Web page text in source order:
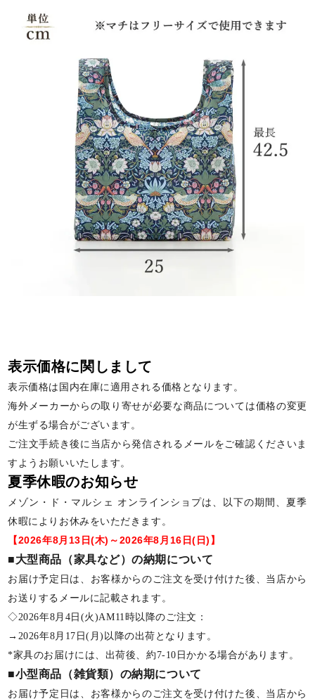
表示価格に関しまして
表示価格は国内在庫に適用される価格となります。
海外メーカーからの取り寄せが必要な商品については価格の変更
が生ずる場合がございます。
ご注文手続き後に当店から発信されるメールをご確認くださいま
すようお願いいたします。
夏季休暇のお知らせ
メゾン・ド・マルシェ オンラインショプは、以下の期間、夏季
休暇によりお休みをいただきます。
【2026年8月13日(木)～2026年8月16日(日)】
■大型商品（家具など）の納期について
お届け予定日は、お客様からのご注文を受け付けた後、当店から
お送りするメールに記載されます。
◇2026年8月4日(火)AM11時以降のご注文：
→2026年8月17日(月)以降の出荷となります。
*家具のお届けには、出荷後、約7-10日かかる場合があります。
■小型商品（雑貨類）の納期について
お届け予定日は、お客様からのご注文を受け付けた後、当店から